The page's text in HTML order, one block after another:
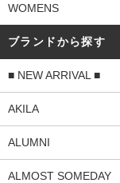
WOMENS
ブランドから探す
■ NEW ARRIVAL ■
AKILA
ALUMNI
ALMOST SOMEDAY